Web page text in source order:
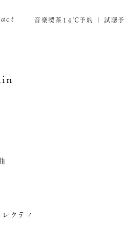
音楽喫茶１４℃予約 試聴
クティ